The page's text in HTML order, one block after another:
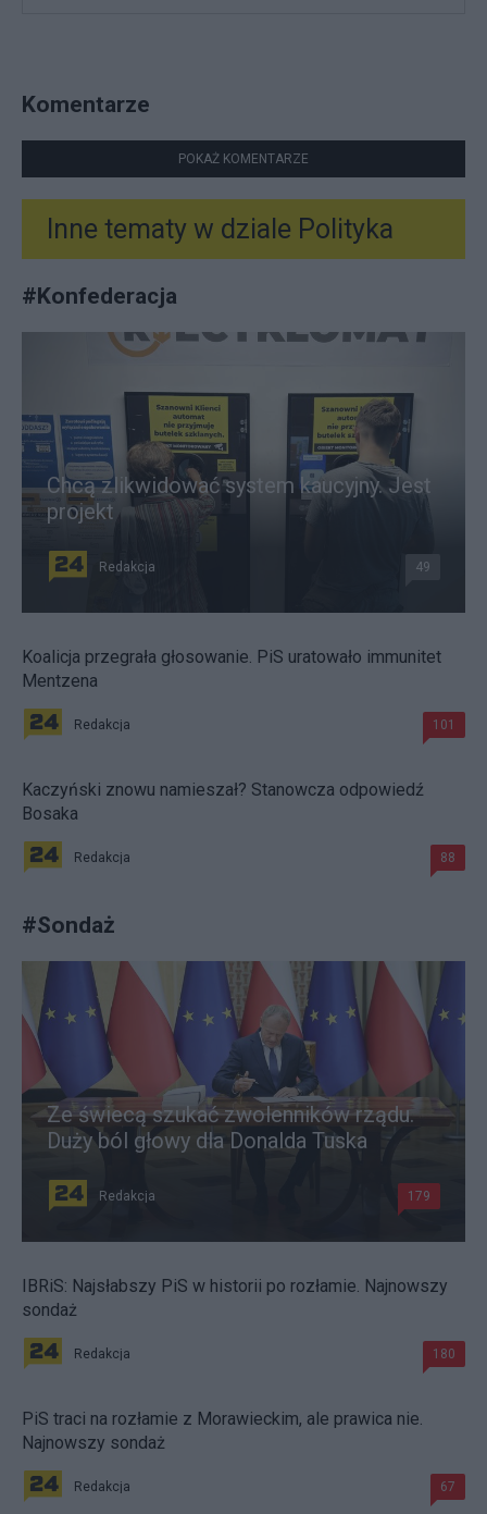
Komentarze
POKAŻ KOMENTARZE
Inne tematy w dziale Polityka
#Konfederacja
Chcą zlikwidować system kaucyjny. Jest
projekt
Redakcja 49
Koalicja przegrała głosowanie. PiS uratowało immunitet
Mentzena
Redakcja 101
Kaczyński znowu namieszał? Stanowcza odpowiedź
Bosaka
Redakcja 88
#Sondaż
Ze świecą szukać zwolenników rządu.
Duży ból głowy dla Donalda Tuska
Redakcja 179
IBRiS: Najsłabszy PiS w historii po rozłamie. Najnowszy
sondaż
Redakcja 180
PiS traci na rozłamie z Morawieckim, ale prawica nie.
Najnowszy sondaż
Redakcja 67